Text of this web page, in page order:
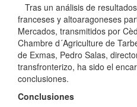
Tras un análisis de
franceses y altoaragoneses
Mercados, transmitidos por
Chambre d´Agriculture de
de Exmas, Pedro Salas,
transfronterizo, ha sido el
conclusiones.
Conclusiones